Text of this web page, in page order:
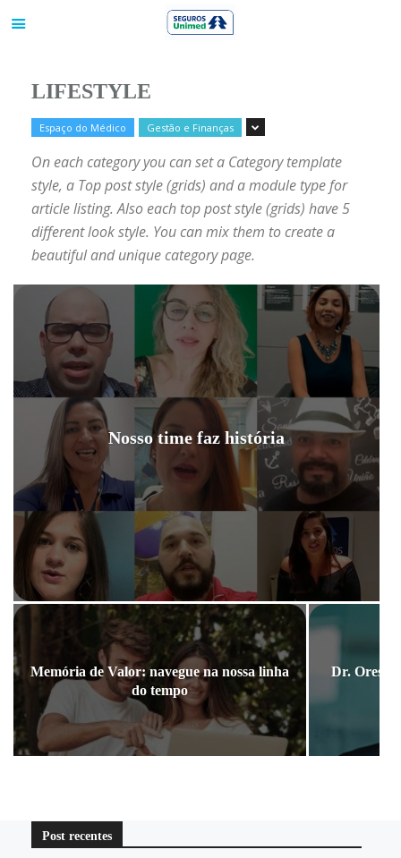
LIFESTYLE
Espaço do Médico Gestão e Finanças
On each category you can set a Category template
style, a Top post style (grids) and a module type for
article listing. Also each top post style (grids) have 5
different look style. You can mix them to create a
beautiful and unique category page.
Nosso time faz história
Memória de Valor: navegue na nossa linha
do tempo
Dr.
Post recentes